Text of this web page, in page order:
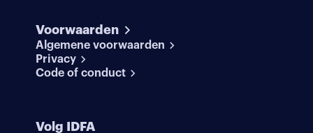
Voorwaarden
Algemene voorwaarden
Privacy
Code of conduct
Volg IDFA